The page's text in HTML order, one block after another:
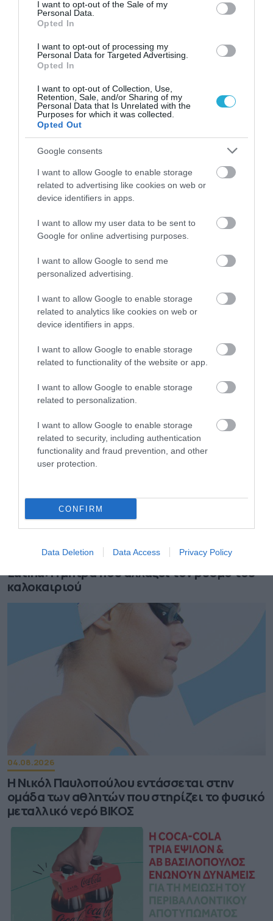
I want to opt-out of the Sale of my
Personal Data.
Opted In
I want to opt-out of processing my
Personal Data for Targeted Advertising.
Opted In
I want to opt-out of Collection, Use,
Retention, Sale, and/or Sharing of my
Personal Data that Is Unrelated with the
Purposes for which it was collected.
Opted Out
Google consents
I want to allow Google to enable storage
related to advertising like cookies on web or
device identifiers in apps.
I want to allow my user data to be sent to
Google for online advertising purposes.
I want to allow Google to send me
personalized advertising.
I want to allow Google to enable storage
related to analytics like cookies on web or
device identifiers in apps.
I want to allow Google to enable storage
related to functionality of the website or app.
I want to allow Google to enable storage
related to personalization.
I want to allow Google to enable storage
related to security, including authentication
functionality and fraud prevention, and other
user protection.
CONFIRM
Data Deletion Data Access Privacy Policy
04.08.2026
Σκλαβενίτης: Άνοιξε νέο κατάστημα στη
Efood: Άλμα 74,7% στον τζίρο της Go
04.08.2026
Latina: Η μπίρα που αλλάζει τον ρυθμό του
καλοκαιριού
04.08.2026
Η Νικόλ Παυλοπούλου εντάσσεται στην
ομάδα των αθλητών που στηρίζει το φυσικό
μεταλλικό νερό ΒΙΚΟΣ